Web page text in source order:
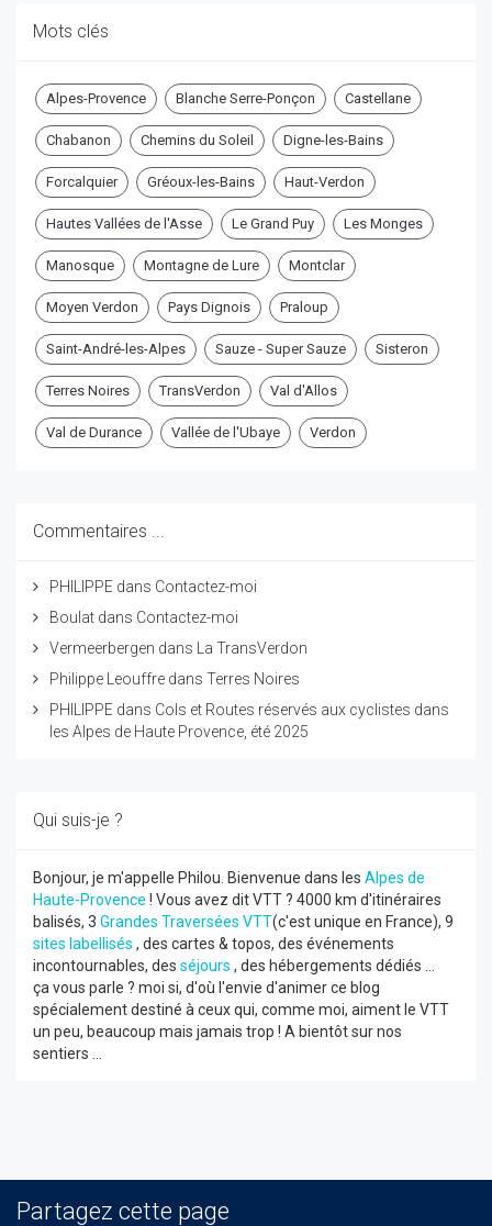
Mots clés
Alpes-Provence Blanche Serre-Ponçon Castellane
Chabanon Chemins du Soleil Digne-les-Bains
Forcalquier Gréoux-les-Bains Haut-Verdon
Hautes Vallées de l'Asse Le Grand Puy Les Monges
Manosque Montagne de Lure Montclar
Moyen Verdon Pays Dignois Praloup
Saint-André-les-Alpes Sauze - Super Sauze Sisteron
Terres Noires TransVerdon Val d'Allos
Val de Durance Vallée de l'Ubaye Verdon
Commentaires ...
PHILIPPE dans Contactez-moi
Boulat dans Contactez-moi
Vermeerbergen dans
La TransVerdon
Philippe Leouffre dans Terres Noires
PHILIPPE dans Cols et Routes réservés aux cyclistes dans
les Alpes de Haute Provence, été 2025
Qui suis-je ?
Bonjour, je m'appelle Philou. Bienvenue dans les Alpes de
Haute-Provence ! Vous avez dit VTT ? 4000 km d'itinéraires
balisés, 3 Grandes Traversées VTT(c'est unique en France), 9
sites labellisés , des cartes & topos, des événements
incontournables, des séjours , des hébergements dédiés ...
ça vous parle ? moi si, d'où l'envie d'animer ce blog
spécialement destiné à ceux qui, comme moi, aiment le VTT
un peu, beaucoup mais jamais trop ! A bientôt sur nos
sentiers ...
Partagez cette page